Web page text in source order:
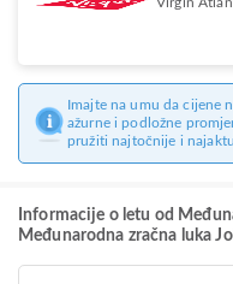
Imajte na umu da cijene
ažurne i podložne
pružiti najtočnije i
Informacije o letu od
Međunarodna zračna luka